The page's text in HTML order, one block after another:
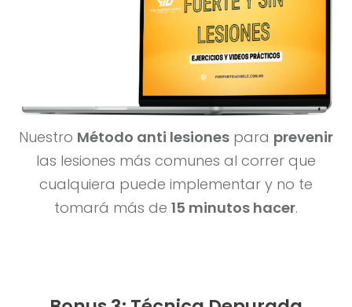
Nuestro Método anti lesiones para prevenir
las lesiones más comunes al correr que
cualquiera puede implementar y no te
tomará más de 15 minutos hacer.